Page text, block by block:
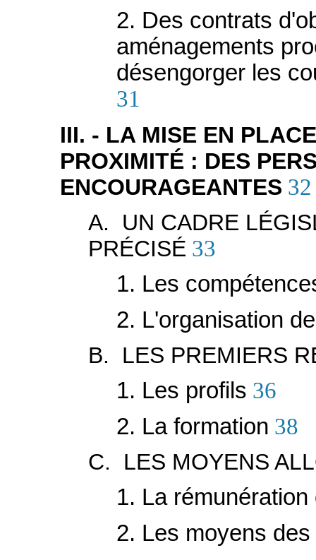
2. Des contrats
aménagements
désengorger les
31
III. - LA MISE EN
PROXIMITÉ : DES
ENCOURAGEANTES 32
A. UN CADRE
PRÉCISÉ 33
1. Les
2. L'organisation
B. LES PREMIERS
1. Les profils 36
2. La formation 38
C. LES MOYENS
1. La
2. Les moyens